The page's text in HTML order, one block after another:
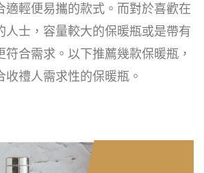
適輕便易攜的款式。而對於喜歡在
人士，容量較大的保暖瓶或是帶有
合需求。以下推薦幾款保暖瓶，
禮人需求性的保暖瓶。